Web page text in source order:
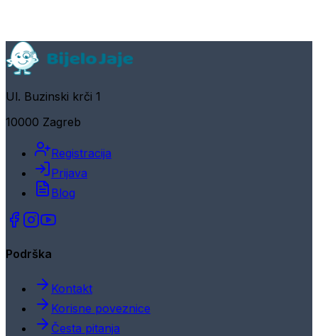
Ul. Buzinski krči 1
10000 Zagreb
Registracija
Prijava
Blog
Podrška
Kontakt
Korisne poveznice
Česta pitanja